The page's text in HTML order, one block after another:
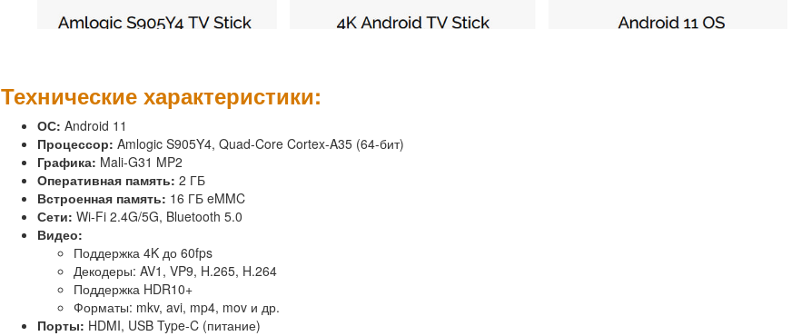
Технические характеристики:
ОС: Android 11
Процессор: Amlogic S905Y4, Quad-Core Cortex-A35 (64-бит)
Графика: Mali-G31 MP2
Оперативная память: 2 ГБ
Встроенная память: 16 ГБ eMMC
Сети: Wi-Fi 2.4G/5G, Bluetooth 5.0
Видео:
Поддержка 4K до 60fps
Декодеры: AV1, VP9, H.265, H.264
Поддержка HDR10+
Форматы: mkv, avi, mp4, mov и др.
Порты: HDMI, USB Type-C (питание)